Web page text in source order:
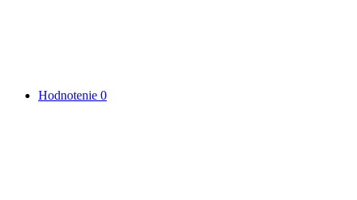
Hodnotenie 0